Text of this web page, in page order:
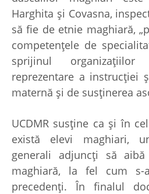
Harghita şi Covasna,
să fie de etnie maghiară,
competenţele de
sprijinul
reprezentare a instrucţiei
maternă şi de susţinerea
UCDMR susţine ca şi în
există elevi maghiari,
generali adjuncţi să aibă
maghiară, la fel cum
precedenţi. În finalul